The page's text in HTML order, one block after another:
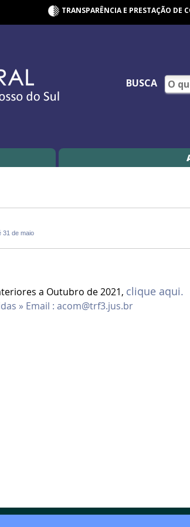
TRANSPARÊNCIA E PRESTAÇÃO DE
BUSCA
31 de maio
a Outubro de 2021, clique aqui.
» Email : acom@trf3.jus.br